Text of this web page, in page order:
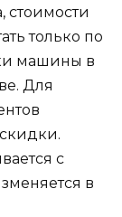
стоимости
только по
машины в
Для
с
в